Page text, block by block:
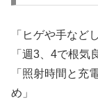
「ヒゲや手など
「週3、4で根気
「照射時間と充
め」